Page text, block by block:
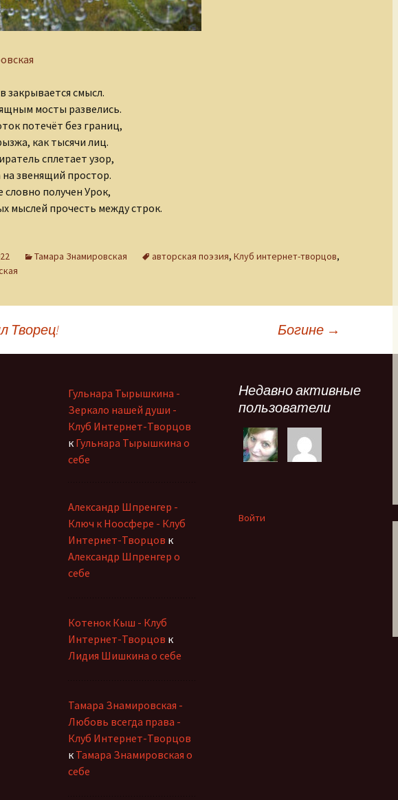
закрывается смысл.
мосты развелись.
потечёт без границ,
как тысячи лиц.
сплетает узор,
на звенящий простор.
словно получен Урок,
мыслей прочесть между строк.
Тамара Знамировская авторская поэзия, Клуб интернет-творцов,
Творец! Богине →
Гульнара Тырышкина -
Зеркало нашей души -
Клуб Интернет-Творцов
к Гульнара Тырышкина о
себе
Александр Шпренгер -
Ключ к Ноосфере - Клуб
Интернет-Творцов к
Александр Шпренгер о
себе
Котенок Кыш - Клуб
Интернет-Творцов к
Лидия Шишкина о себе
Тамара Знамировская -
Любовь всегда права -
Клуб Интернет-Творцов
к Тамара Знамировская о
себе
Недавно активные
пользователи
Войти